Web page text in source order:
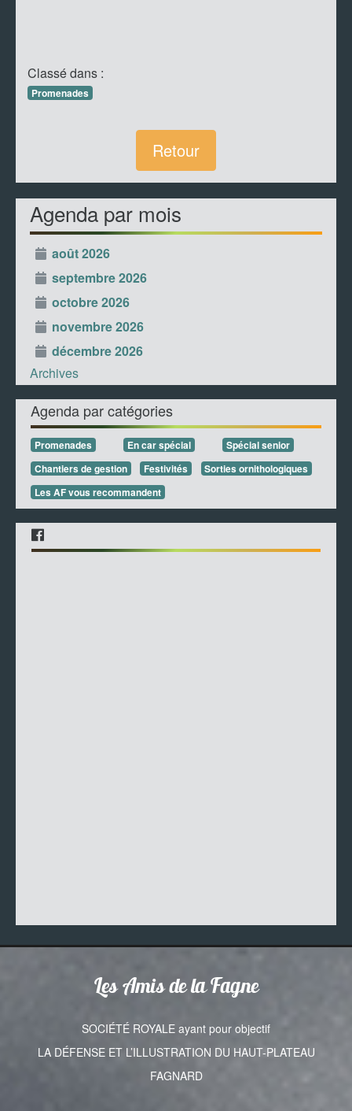
Classé dans :
Promenades
Retour
Agenda par mois
août 2026
septembre 2026
octobre 2026
novembre 2026
décembre 2026
Archives
Agenda par catégories
Promenades En car spécial
Spécial senior
Chantiers de gestion
Festivités
Sorties ornithologiques
Les AF vous recommandent
Les Amis de la Fagne
SOCIÉTÉ ROYALE ayant pour objectif
LA DÉFENSE ET L’ILLUSTRATION DU HAUT-PLATEAU
FAGNARD